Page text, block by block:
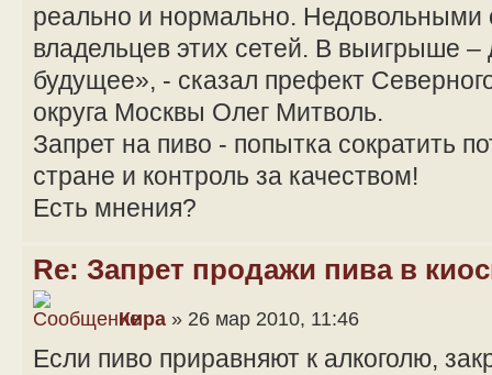
реально и нормально. Недовольными
владельцев этих сетей. В выигрыше –
будущее», - сказал префект
округа Москвы Олег Митволь.
Запрет на пиво - попытка сократить
стране и контроль за качеством!
Есть мнения?
Re: Запрет продажи пива в
Кира » 26 мар 2010, 11:46
Если пиво приравняют к алкоголю,